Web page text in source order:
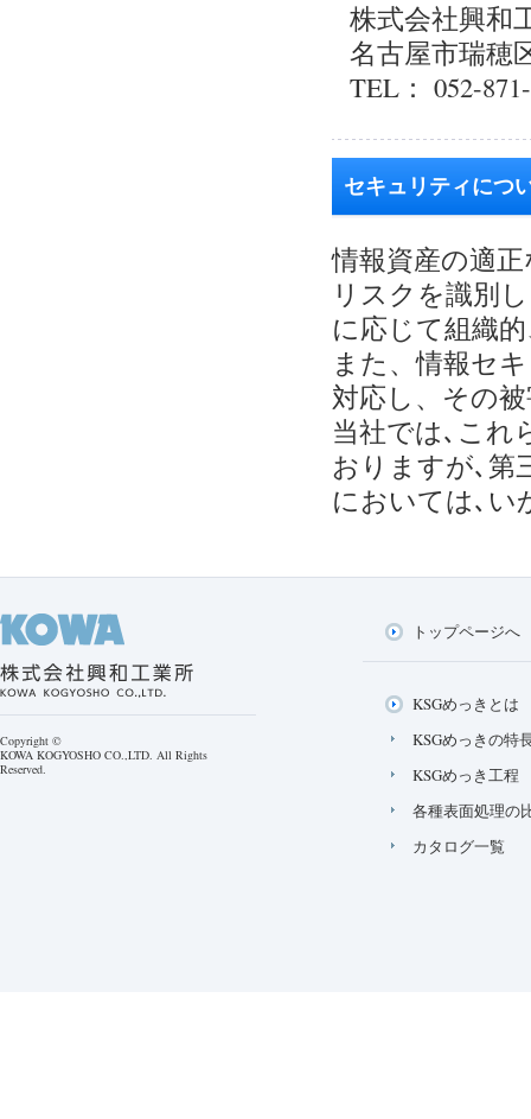
株式会社興
名古屋市瑞穂
TEL： 052-
セキュリティにつ
情報資産の適
リスクを識別
に応じて組織
また、情報セ
対応し、その
当社では､これ
おりますが､第
においては､い
Copyright ©
KOWA KOGYOSHO CO.,LTD. All Rights
Reserved.
トップページへ
KSGめっきとは
KSGめっきの特
KSGめっき工程
各種表面処理の
カタログ一覧